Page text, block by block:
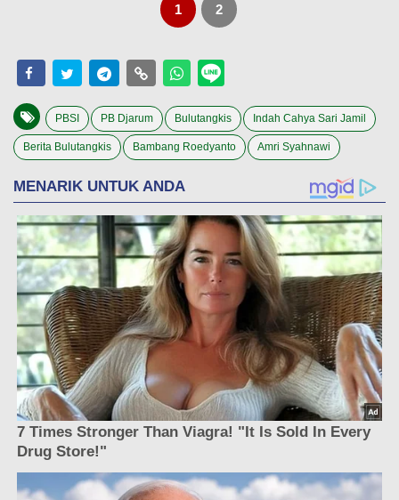
1 2
PBSI PB Djarum Bulutangkis Indah Cahya Sari Jamil
Berita Bulutangkis Bambang Roedyanto Amri Syahnawi